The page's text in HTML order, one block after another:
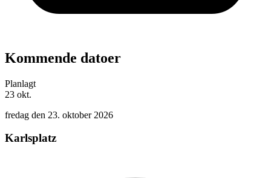
Kommende datoer
Planlagt
23 okt.
fredag den 23. oktober 2026
Karlsplatz